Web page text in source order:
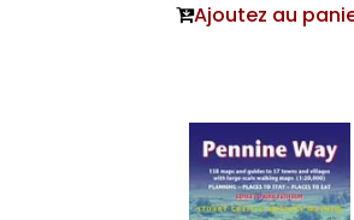
Ajoutez au